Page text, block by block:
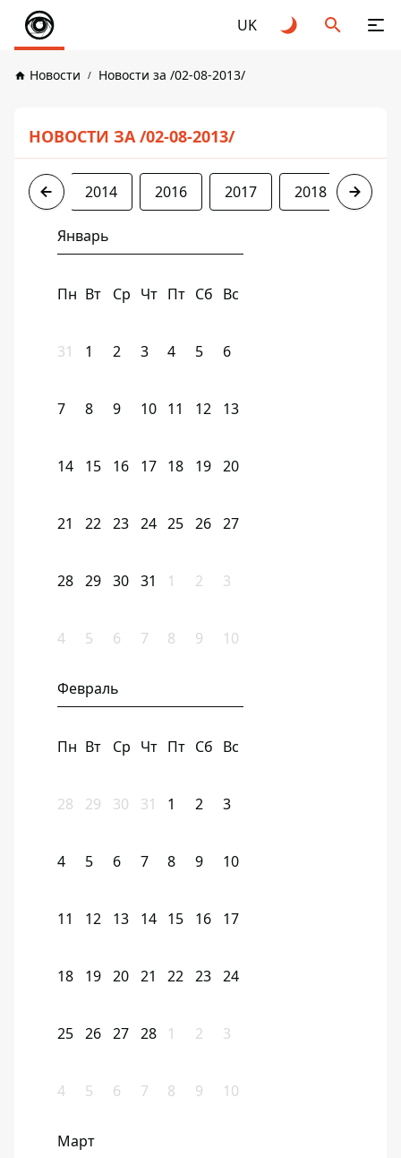
UK
Новости Новости за /02-08-2013/
НОВОСТИ ЗА /02-08-2013/
2013 2014 2016 2017 2018 2019
Январь
Пн Вт Ср Чт Пт Сб Вс
31 1 2 3 4 5 6
7 8 9 10 11 12 13
14 15 16 17 18 19 20
21 22 23 24 25 26 27
28 29 30 31 1 2 3
4 5 6 7 8 9 10
Февраль
Пн Вт Ср Чт Пт Сб Вс
28 29 30 31 1 2 3
4 5 6 7 8 9 10
11 12 13 14 15 16 17
18 19 20 21 22 23 24
25 26 27 28 1 2 3
4 5 6 7 8 9 10
Март